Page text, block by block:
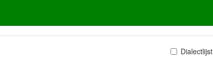
Dialectlijst